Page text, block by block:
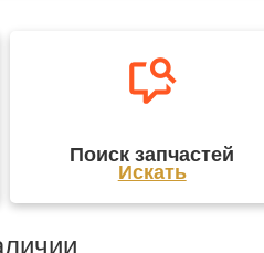
Поиск запчастей
Искать